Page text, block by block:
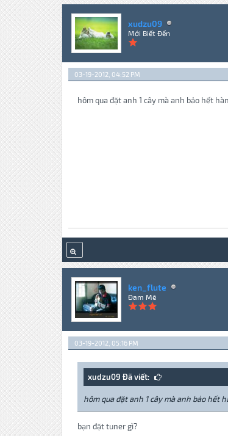
xudzu09
Mới Biết Đến
03-19-2012, 04:52 PM
hôm qua đặt anh 1 cây mà anh bảo hết
ken_flute
Đam Mê
03-19-2012, 05:16 PM
xudzu09 Đã viết:
hôm qua đặt anh 1 cây mà anh bảo hết
bạn đặt tuner gì?